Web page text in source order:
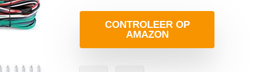
CONTROLEER OP
AMAZON